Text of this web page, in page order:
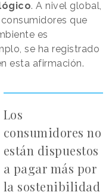
. A nivel global,
que
es
se ha registrado
esta afirmación.
Los
consumidores no
están dispuestos
a pagar más por
la sostenibilidad